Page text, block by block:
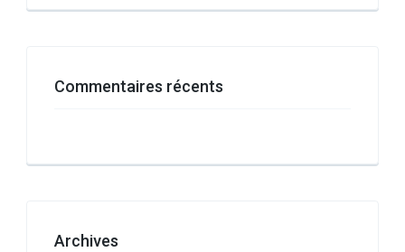
Commentaires récents
Archives